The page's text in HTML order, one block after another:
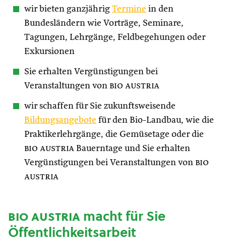
wir bieten ganzjährig Termine in den
Bundesländern wie Vorträge, Seminare,
Tagungen, Lehrgänge, Feldbegehungen oder
Exkursionen
Sie erhalten Vergünstigungen bei
Veranstaltungen von bio austria
wir schaffen für Sie zukunftsweisende
Bildungsangebote für den Bio-Landbau, wie die
Praktikerlehrgänge, die Gemüsetage oder die
bio austria Bauerntage und Sie erhalten
Vergünstigungen bei Veranstaltungen von bio
austria
bio austriamacht für Sie
Öffentlichkeitsarbeit